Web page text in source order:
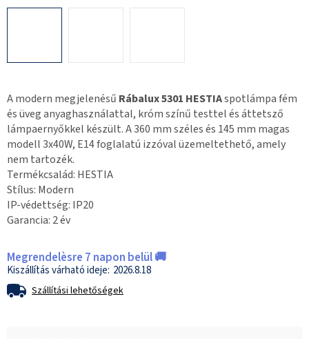
A modern megjelenésű Rábalux 5301 HESTIAspotlámpa fém
és üveg anyaghasználattal, króm színű testtel és áttetsző
lámpaernyőkkel készült. A 360 mm széles és 145 mm magas
modell 3x40W, E14 foglalatú izzóval üzemeltethető, amely
nem tartozék.
Termékcsalád: HESTIA
Stílus: Modern
IP-védettség: IP20
Garancia: 2 év
Megrendelèsre 7 napon belül 🚚
2026.8.18
Szállítási lehetőségek